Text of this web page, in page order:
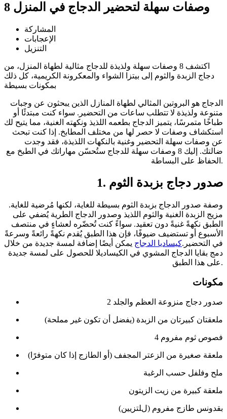
8 وصفات سهلة لتحضير الدجاج في المنزل
المشاركة
الإعجابات
التنزيل
اكتشف 8 وصفات سهلة ولذيذة للدجاج مثالية لطهاة المنزل، من
دجاج الزبدة والثوم إلى بيتزا الشواء والمعكرونة الكريمية، كل ذلك
بمكونات بسيطة
الدجاج هو البروتين المثالي لطهاة المنازل الذين يبحثون عن وجبات
متنوعة ولذيذة لا تتطلب ساعات من التحضير. سواء كنت مبتدئًا أو
طباخًا متمرسًا، يتميز الدجاج بطعمه اللذيذ ونكهته الغنية، مما يتيح لك
استكشاف وصفات لا حصر لها من مختلف المطابخ. إذا كنت تبحث
عن وصفات سهلة التحضير وغنية بالنكهات اللذيذة، فقد وجدت
ضالتك. إليك 8 وصفات سهلة للدجاج ستُحسّن مهاراتك في الطبخ مع
الحفاظ على البساطة.
1. صدور دجاج بزبدة الثوم
وصفة صدور الدجاج بزبدة الثوم بسيطة للغاية، لكنها مُرضية للغاية.
مزيج الزبدة الغنية والثوم اللذيذ وصدور الدجاج الطرية يُضفي على
الطبق نكهةً غنيةً دون تعقيد. سواءً كنت تُحضّره لعشاءٍ في منتصف
الأسبوع أو تستضيف ضيوفًا، فإن هذا الطبق يُقدم نكهةً رائعةً وسرعةً
في التحضير.كيساديا الدجاج يمكن أيضًا إضافة لمسة جديدة من خلال
دمج بقايا الدجاج المشوي في الكيساديلا للحصول على لمسة جديدة
على هذا الطبق.
مكونات
2 صدور دجاج منزوعة العظم والجلد
ملعقتان كبيرتان من الزبدة (يفضل أن تكون غير مملحة)
4 فصوص ثوم مفروم
ملعقة صغيرة من الزعتر المجفف (أو الطازج إذا كان متوفرًا)
ملح وفلفل حسب الرغبة
ملعقة كبيرة من زيت الزيتون
بقدونس طازج مفروم (للتزيين)